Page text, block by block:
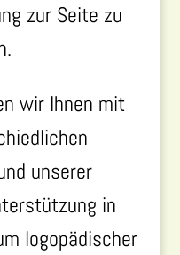
zur Seite zu
wir Ihnen mit
unserer
in
logopädischer